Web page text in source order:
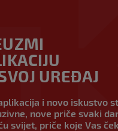
UREĐAJ
i novo iskustvo
nove priče svaki
svijet, priče koje Vas